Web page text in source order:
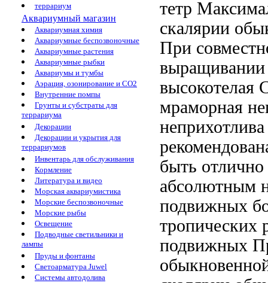
террариум
Аквариумный магазин
Аквариумная химия
Аквариумные беспозвоночные
Аквариумные растения
Аквариумные рыбки
Аквариумы и тумбы
Аэрация, озонирование и CO2
Внутренние помпы
Грунты и субстраты для
террариума
Декорации
Декорации и укрытия для
террариумов
Инвентарь для обслуживания
Кормление
Литература и видео
Морская аквариумистика
Морские беспозвоночные
Морские рыбы
Освещение
Подводные светильники и
лампы
Пруды и фонтаны
Светоарматура Juwel
Системы автодолива
тетр
скалярии
При
выращивании
высокотелая
мраморная
неприхотлива
быть
абсолютным
подвижных
тропических
подвижных